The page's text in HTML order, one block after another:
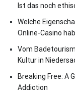
Ist das noch
Welche
Online-Casino
Vom
Kultur in
Breaking Free: A
Addiction